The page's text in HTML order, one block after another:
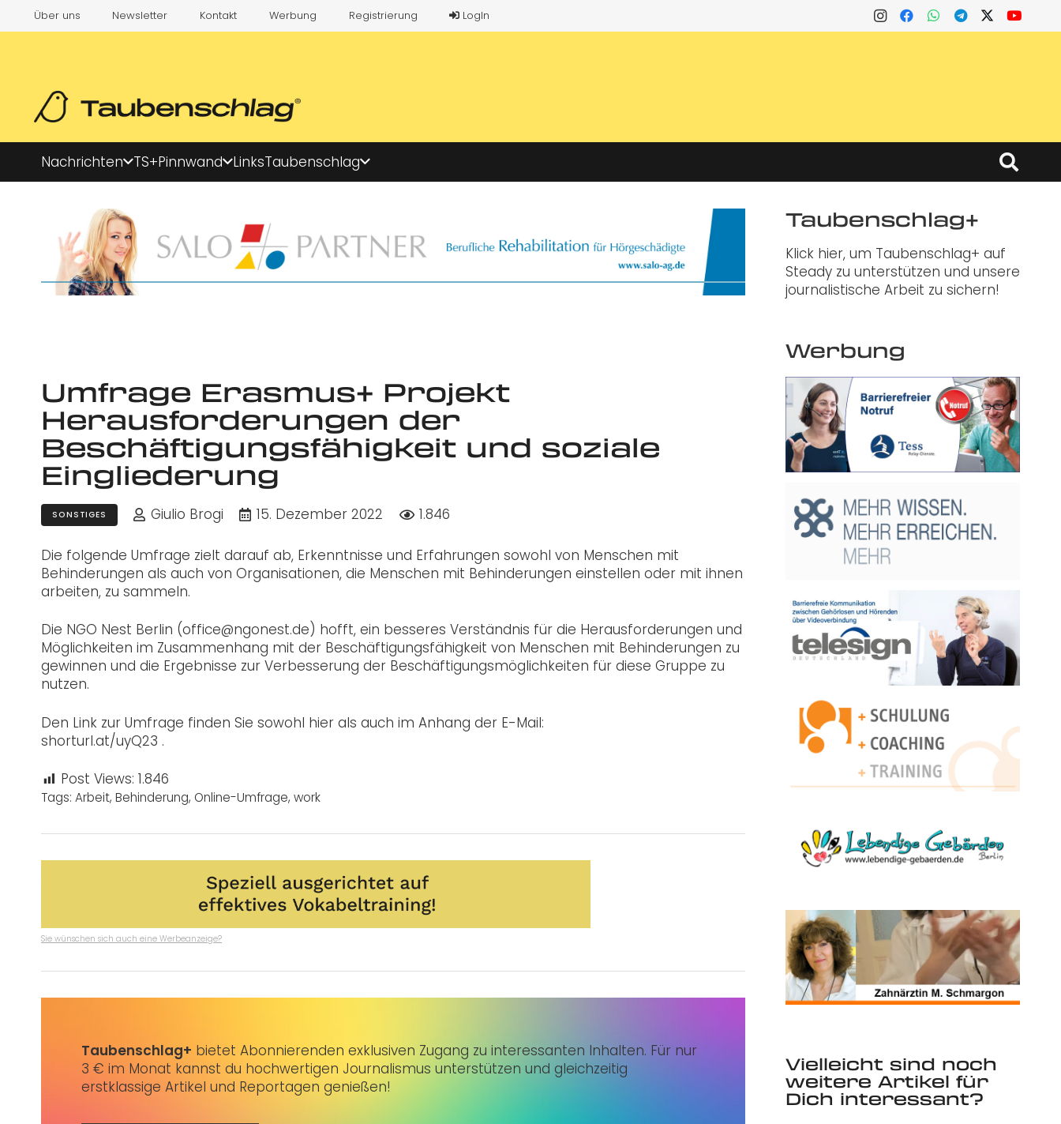
Über uns Newsletter Kontakt Werbung Registrierung LogIn
Nachrichten TS+Pinnwand LinksTaubenschlag
Umfrage Erasmus+ Projekt
Herausforderungen der
Beschäftigungsfähigkeit und soziale
Eingliederung
SONSTIGES Giulio Brogi 15. Dezember 2022 1.846
Die folgende Umfrage zielt darauf ab, Erkenntnisse und Erfahrungen sowohl von Menschen mit
Behinderungen als auch von Organisationen, die Menschen mit Behinderungen einstellen oder mit ihnen
arbeiten, zu sammeln.
Die NGO Nest Berlin (office@ngonest.de) hofft, ein besseres Verständnis für die Herausforderungen und
Möglichkeiten im Zusammenhang mit der Beschäftigungsfähigkeit von Menschen mit Behinderungen zu
gewinnen und die Ergebnisse zur Verbesserung der Beschäftigungsmöglichkeiten für diese Gruppe zu
nutzen.
Den Link zur Umfrage finden Sie sowohl hier als auch im Anhang der E-Mail:
shorturl.at/uyQ23 .
Post Views: 1.846
Tags: Arbeit, Behinderung, Online-Umfrage, work
Sie wünschen sich auch eine Werbeanzeige?
Taubenschlag+ bietet Abonnierenden exklusiven Zugang zu interessanten Inhalten. Für nur
3 € im Monat kannst du hochwertigen Journalismus unterstützen und gleichzeitig
erstklassige Artikel und Reportagen genießen!
Taubenschlag+
Klick hier, um Taubenschlag+ auf
Steady zu unterstützen und unsere
journalistische Arbeit zu sichern!
Werbung
Vielleicht sind noch
weitere Artikel für
Dich interessant?